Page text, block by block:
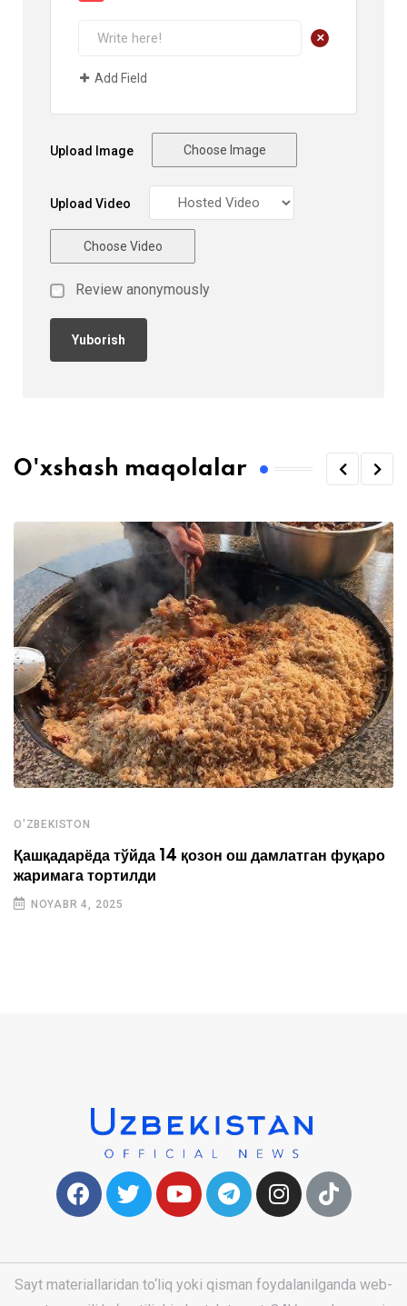
+
Add Field
Upload Image Choose Image
Upload Video
Choose Video
Review anonymously
O'xshash maqolalar
O'ZBEKISTON
Қашқадарёда тўйда 14 қозон ош дамлатган фуқаро
жаримага тортилди
NOYABR 4, 2025
Sayt materiallaridan to‘liq yoki qisman foydalanilganda web-